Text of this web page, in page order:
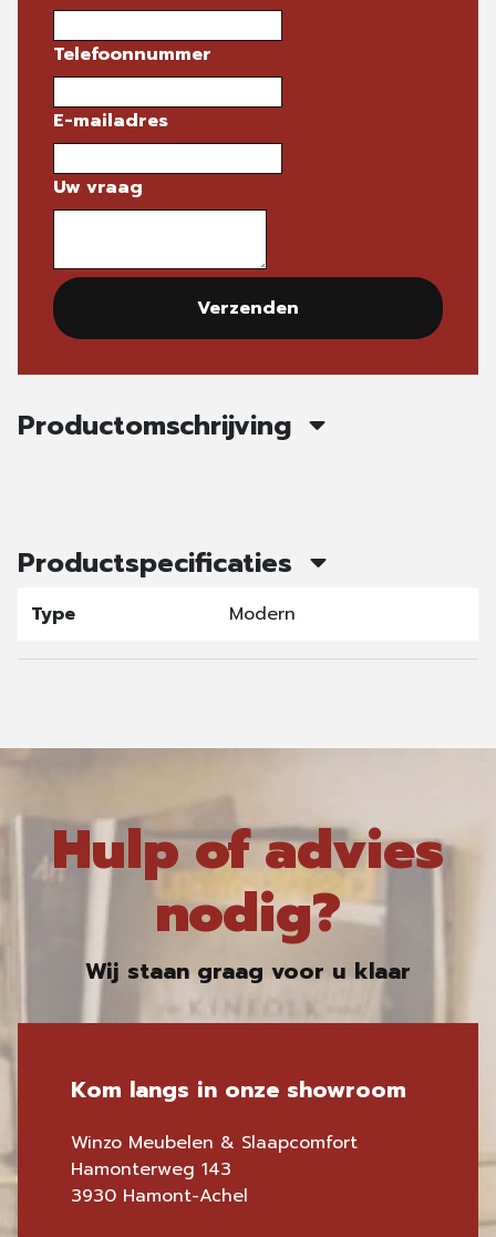
Telefoonnummer
E-mailadres
Uw vraag
Verzenden
Productomschrijving
Productspecificaties
Type Modern
Hulp of advies
nodig?
Wij staan graag voor u klaar
Kom langs in onze showroom
Winzo Meubelen & Slaapcomfort
Hamonterweg 143
3930 Hamont-Achel